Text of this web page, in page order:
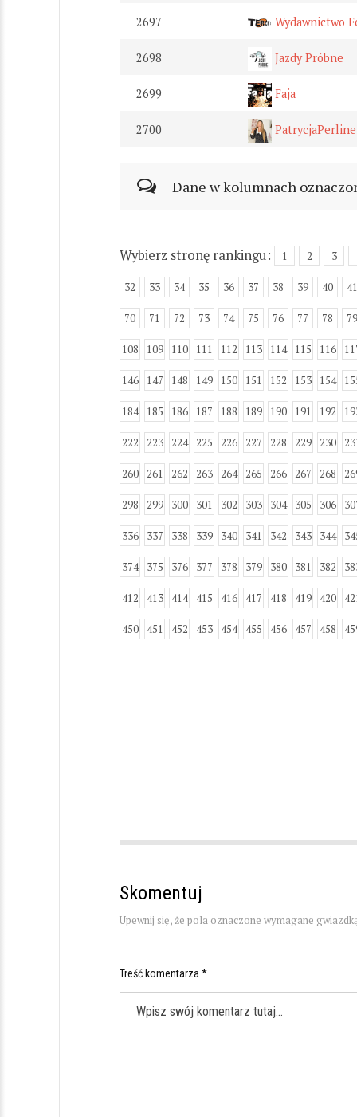
2697 Wydawnictwo
2698 Jazdy Próbne
2699 Faja
2700 PatrycjaPerline
Dane w kolumnach
Wybierz stronę rankingu: 1 2 3
32 33 34 35 36 37 38 39 40 41
70 71 72 73 74 75 76 77 78 79
108 109 110 111 112 113 114 115 116
146 147 148 149 150 151 152 153 154
184 185 186 187 188 189 190 191 192
222 223 224 225 226 227 228 229 230
260 261 262 263 264 265 266 267 268
298 299 300 301 302 303 304 305 306
336 337 338 339 340 341 342 343 344
374 375 376 377 378 379 380 381 382
412 413 414 415 416 417 418 419 420
450 451 452 453 454 455 456 457 458
Skomentuj
Upewnij się, że pola oznaczone wymagane
Treść komentarza *